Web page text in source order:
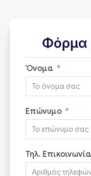
Φόρμα
Όνομα
Επώνυμο
Τηλ.